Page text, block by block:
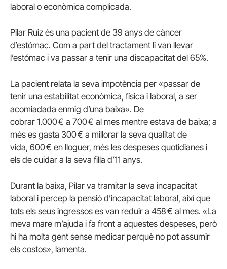
laboral o econòmica complicada.
Pilar Ruiz és una pacient de 39 anys de càncer
d’estómac. Com a part del tractament li van llevar
l’estómac i va passar a tenir una discapacitat del 65%.
La pacient relata la seva impotència per «passar de
tenir una estabilitat econòmica, física i laboral, a ser
acomiadada enmig d’una baixa». De
cobrar 1.000 € a 700 € al mes mentre estava de baixa; a
més es gasta 300 € a millorar la seva qualitat de
vida, 600 € en lloguer, més les despeses quotidianes i
els de cuidar a la seva filla d’11 anys.
Durant la baixa, Pilar va tramitar la seva incapacitat
laboral i percep la pensió d’incapacitat laboral, així que
tots els seus ingressos es van reduir a 458 € al mes. «La
meva mare m’ajuda i fa front a aquestes despeses, però
hi ha molta gent sense medicar perquè no pot assumir
els costos», lamenta.